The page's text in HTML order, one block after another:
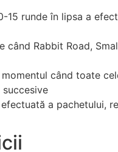
15 runde în lipsa a
când Rabbit Road,
când toate
a pachetului,